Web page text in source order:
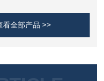
看全部产品 >>